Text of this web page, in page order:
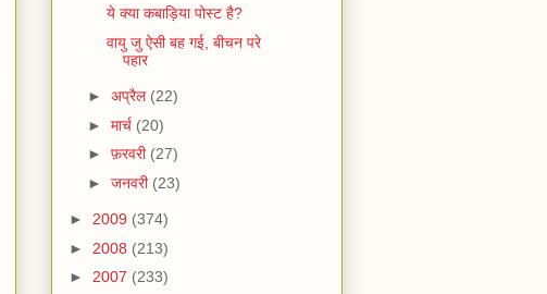
ये क्या कबाड़िया पोस्ट है?
वायु जु ऐसी बह गई, बीचन परे
पहार
► अप्रैल (22)
► मार्च (20)
► फ़रवरी (27)
► जनवरी (23)
► 2009 (374)
► 2008 (213)
► 2007 (233)